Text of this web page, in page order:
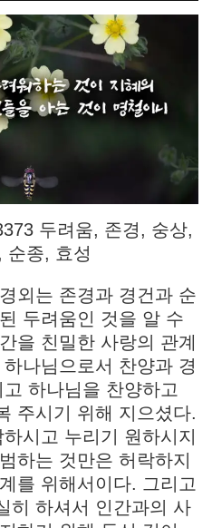
순종, 효성
외는 존경과 경건과 순
두려움인 것을 알 수
을 친밀한 사랑의 관계
나님으로서 찬양과 경
하나님을 찬양하고
주시기 위해 지으셨다.
시고 누리기 원하시지
하는 것만은 허락하지
를 위해서이다. 그리고
히 하셔서 인간과의 사